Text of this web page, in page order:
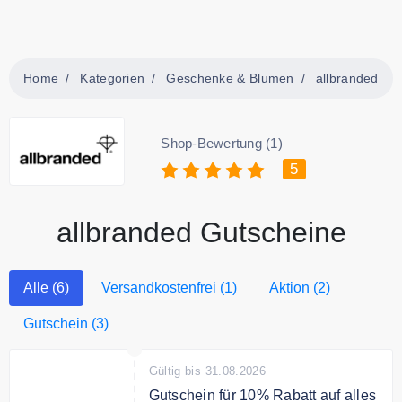
Home Kategorien Geschenke & Blumen allbranded
Shop-Bewertung (1)
5
allbranded Gutscheine
Alle (6) Versandkostenfrei (1) Aktion (2)
Gutschein (3)
Gültig bis 31.08.2026
Gutschein für 10% Rabatt auf alles